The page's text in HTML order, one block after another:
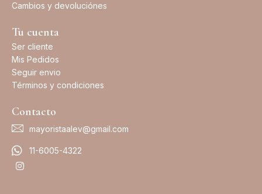
Cambios y devoluciónes
Tu cuenta
Ser cliente
Mis Pedidos
Seguir envio
Términos y condiciones
Contacto
mayoristaalev@gmail.com
11-6005-4322